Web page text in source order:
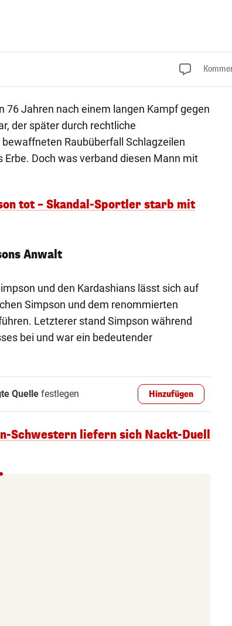
76 Jahren nach einem langen Kampf gegen
der später durch rechtliche
Raubüberfall Schlagzeilen
Doch was verband diesen Mann mit
tot – Skandal-Sportler starb mit
Anwalt
und den Kardashians lässt sich auf
Simpson und dem renommierten
Letzterer stand Simpson während
bei und war ein bedeutender
Quellefestlegen Hinzufügen
Schwestern liefern sich Nackt-Duell